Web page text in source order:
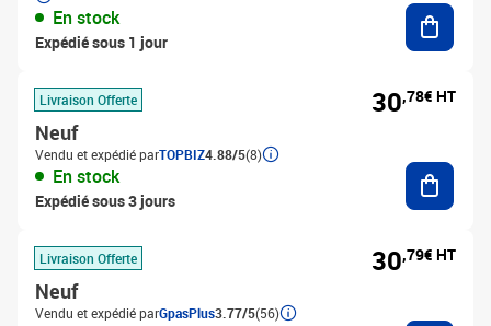
En stock
Expédié sous 1 jour
Livraison Offerte
Neuf
Vendu et expédié parTOPBIZ4.88/5(8)
En stock
Expédié sous 3 jours
30,78€ HT
Livraison Offerte
Neuf
Vendu et expédié parGpasPlus3.77/5(56)
30,79€ HT